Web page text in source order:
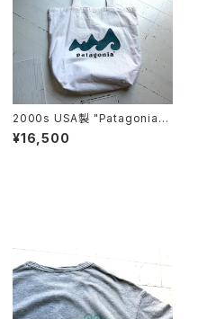
2000s USA製 "Patagonia"
original canvas bag
¥16,500